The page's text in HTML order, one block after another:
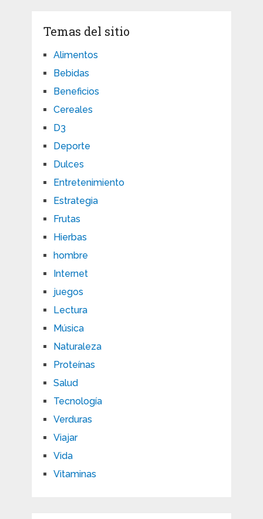
Temas del sitio
Alimentos
Bebidas
Beneficios
Cereales
D3
Deporte
Dulces
Entretenimiento
Estrategia
Frutas
Hierbas
hombre
Internet
juegos
Lectura
Música
Naturaleza
Proteínas
Salud
Tecnología
Verduras
Viajar
Vida
Vitaminas